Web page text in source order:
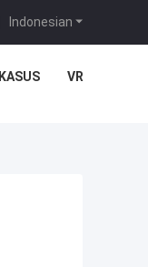
Indonesian
KASUS VR